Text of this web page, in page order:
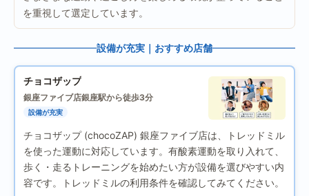
を重視して選定しています。
設備が充実｜おすすめ店舗
チョコザップ
銀座ファイブ店銀座駅から徒歩3分
設備が充実
チョコザップ (chocoZAP) 銀座ファイブ店は、トレッドミル
を使った運動に対応しています。有酸素運動を取り入れて、
歩く・走るトレーニングを始めたい方が設備を選びやすい内
容です。トレッドミルの利用条件を確認してみてください。